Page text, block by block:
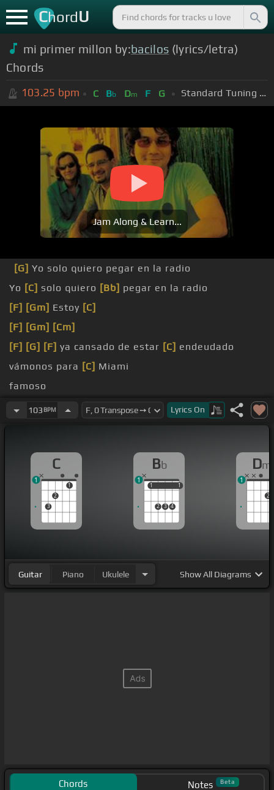
ChordU
mi primer millon by:bacilos (lyrics/letra)
Chords
103.25 bpm C Bb Dm F G Standard Tuning (EADGBE)
Jam Along & Learn...
[G] Yo solo quiero pegar en la radio
Yo [C] solo quiero [Bb] pegar en la radio
[F] [Gm] Estoy [C]
[F] [Gm] [Cm]
[F] [G] [F] ya cansado de estar [C] endeudado
vámonos para [C] Miami
famoso
diez mil[C] corazones
103 BPM Lyrics On
C
3
2
1
1
Bb
1
2 3 4
1
1 1
1
Dm
2
1
Guitar Piano Ukulele ShowAll Diagrams
Chords Notes Beta